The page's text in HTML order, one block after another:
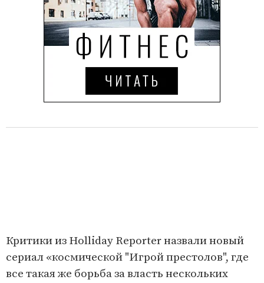
Критики из Holliday Reporter назвали новый
сериал «космической "Игрой престолов", где
все такая же борьба за власть нескольких